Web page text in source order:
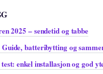
2025 – sendetid og tabbe
batteribytting og
enkel installasjon og god